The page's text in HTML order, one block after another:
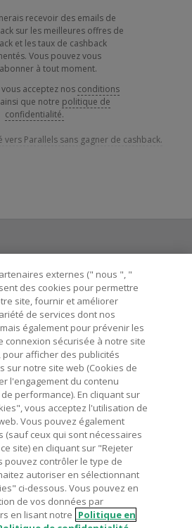
recevoir des emails de
sur les meilleures offres de
et les taux de cashback
Vous pouvez vous
à tout moment.
acceptez nos conditions
ainsi que notre politique de
confidentialité.
vers Parallels sans gagner de cashback.
CN JP DE AU
externes (" nous ", "
des cookies pour permettre
site, fournir et améliorer
de services dont nos
également pour prévenir les
connexion sécurisée à notre site
pour afficher des publicités
sur notre site web (Cookies de
l'engagement du contenu
performance). En cliquant sur
vous acceptez l'utilisation de
Vous pouvez également
(sauf ceux qui sont nécessaires
site) en cliquant sur "Rejeter
pouvez contrôler le type de
autoriser en sélectionnant
ci-dessous. Vous pouvez en
de vos données par
en lisant notre Politique en